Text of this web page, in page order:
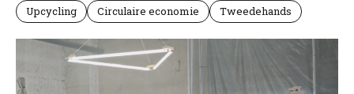
Upcycling Circulaire economie Tweedehands